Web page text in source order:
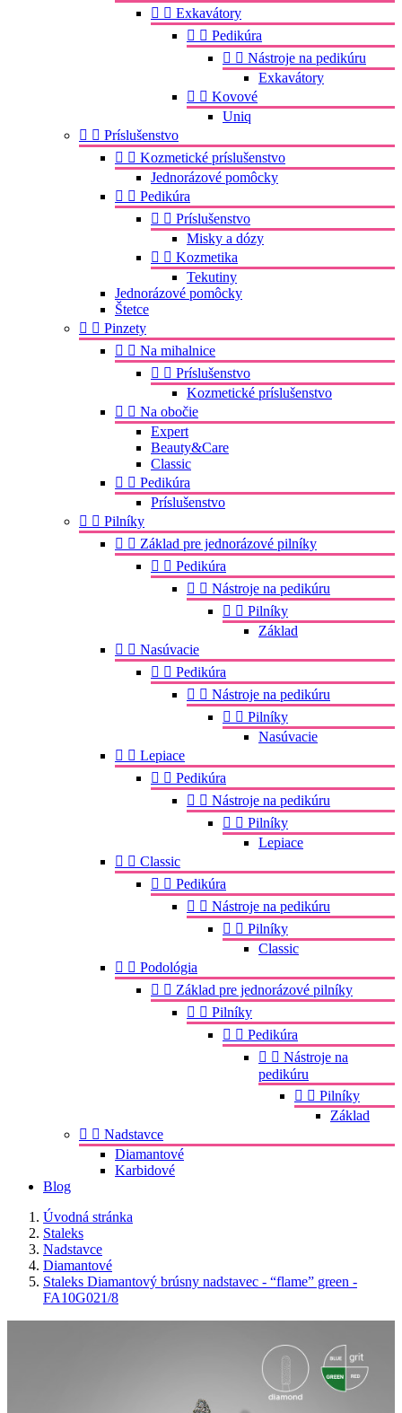
  Exkavátory
  Pedikúra
  Nástroje na pedikúru
Exkavátory
  Kovové
Uniq
  Príslušenstvo
  Kozmetické príslušenstvo
Jednorázové pomôcky
  Pedikúra
  Príslušenstvo
Misky a dózy
  Kozmetika
Tekutiny
Jednorázové pomôcky
Štetce
  Pinzety
  Na mihalnice
  Príslušenstvo
Kozmetické príslušenstvo
  Na obočie
Expert
Beauty&Care
Classic
  Pedikúra
Príslušenstvo
  Pilníky
  Základ pre jednorázové pilníky
  Pedikúra
  Nástroje na pedikúru
  Pilníky
Základ
  Nasúvacie
  Pedikúra
  Nástroje na pedikúru
  Pilníky
Nasúvacie
  Lepiace
  Pedikúra
  Nástroje na pedikúru
  Pilníky
Lepiace
  Classic
  Pedikúra
  Nástroje na pedikúru
  Pilníky
Classic
  Podológia
  Základ pre jednorázové pilníky
  Pilníky
  Pedikúra
  Nástroje na
pedikúru
  Pilníky
Základ
  Nadstavce
Diamantové
Karbidové
Blog
Úvodná stránka
Staleks
Nadstavce
Diamantové
Staleks Diamantový brúsny nadstavec - “flame” green -
FA10G021/8